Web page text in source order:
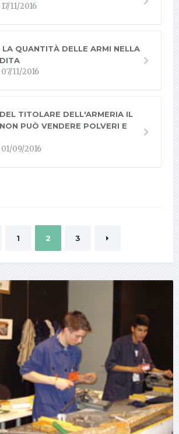
11/2016
LA QUANTITÀ DELLE ARMI NELLA
11/2016
TITOLARE DELL'ARMERIA IL
PUÒ VENDERE POLVERI E
09/2016
1 2 3